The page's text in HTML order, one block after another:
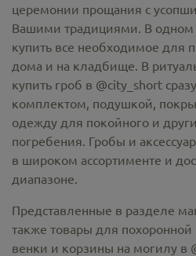
церемонии прощания с
Вашими традициями. В одном
купить все необходимое для
дома и на кладбище. В
купить гроб в @city_short
комплектом, подушкой,
одежду для покойного и
погребения. Гробы и
в широком ассортименте и
диапазоне.
Представленные в разделе
также товары для похоронной
венки и корзины на могилу в